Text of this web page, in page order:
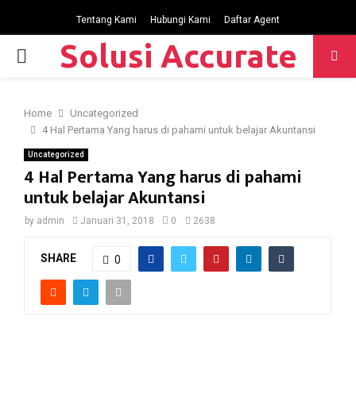
Tentang Kami Hubungi Kami Daftar Agent
P
M
A
Solusi Accurate
Home
Uncategorized
4 Hal Pertama Yang harus di pahami untuk belajar Akuntansi
Uncategorized
4 Hal Pertama Yang harus di pahami
untuk belajar Akuntansi
by admin Januari 31, 2018 0 2638
SHARE 0